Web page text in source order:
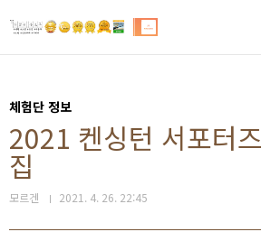
체험단 정보
2021 켄싱턴 서포터
집
모르겐 2021. 4. 26. 22:45